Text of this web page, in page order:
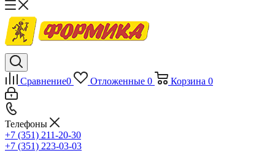
Сравнение0 Отложенные 0 Корзина 0
Телефоны
+7 (351) 211-20-30
+7 (351) 223-03-03